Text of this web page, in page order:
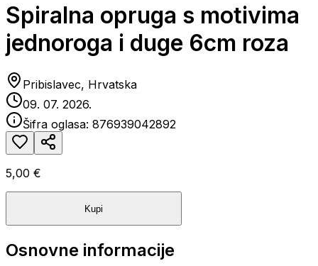
Spiralna opruga s motivima
jednoroga i duge 6cm roza
Pribislavec, Hrvatska
09. 07. 2026.
Šifra oglasa: 876939042892
5,00 €
Kupi
Osnovne informacije